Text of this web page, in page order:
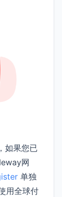
如果您已
网
单独
用全球付